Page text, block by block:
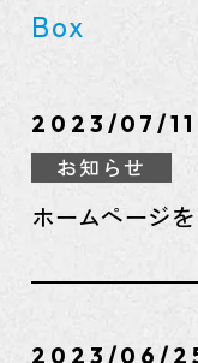
Box
2023/07/11
お知らせ
ホームページ
2023/06/